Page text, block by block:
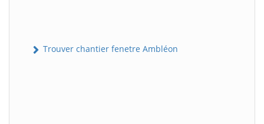
Trouver chantier fenetre Ambléon